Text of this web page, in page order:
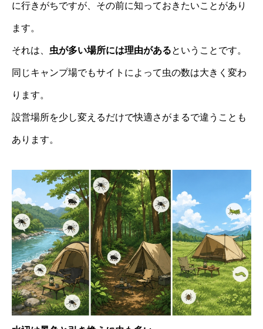
に行きがちですが、その前に知っておきたいことがあり
ます。
それは、 虫が多い場所には理由があるということです。
同じキャンプ場でもサイトによって虫の数は大きく変わ
ります。
設営場所を少し変えるだけで快適さがまるで違うことも
あります。